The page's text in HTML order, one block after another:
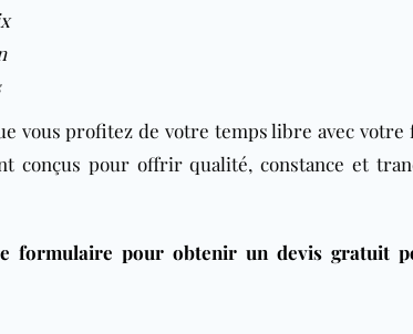
vous profitez de votre temps libre avec votre
conçus pour offrir qualité, constance et
formulaire pour obtenir un devis gratuit